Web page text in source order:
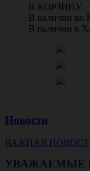
В КОРЗИНУ
В наличии во
В наличии в
Новости
ВАЖНАЯ
УВАЖАЕМЫЕ